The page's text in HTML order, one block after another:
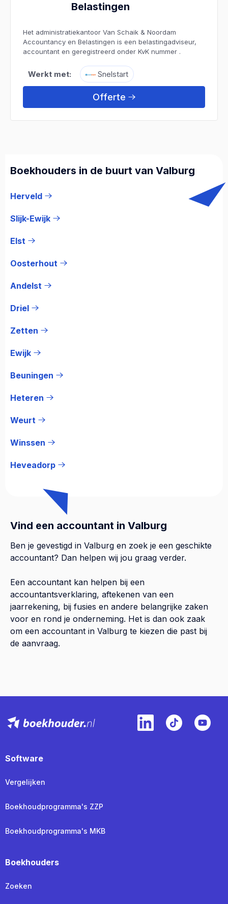
Belastingen
Het administratiekantoor Van Schaik & Noordam
Accountancy en Belastingen is een belastingadviseur,
accountant en geregistreerd onder KvK nummer .
Werkt met: Snelstart
Offerte
Boekhouders in de buurt van Valburg
Herveld
Slijk-Ewijk
Elst
Oosterhout
Andelst
Driel
Zetten
Ewijk
Beuningen
Heteren
Weurt
Winssen
Heveadorp
Vind een accountant in Valburg
Ben je gevestigd in Valburg en zoek je een geschikte
accountant? Dan helpen wij jou graag verder.
Een accountant kan helpen bij een
accountantsverklaring, aftekenen van een
jaarrekening, bij fusies en andere belangrijke zaken
voor en rond je onderneming. Het is dan ook zaak
om een accountant in Valburg te kiezen die past bij
de aanvraag.
Software
Vergelijken
Boekhoudprogramma's ZZP
Boekhoudprogramma's MKB
Boekhouders
Zoeken